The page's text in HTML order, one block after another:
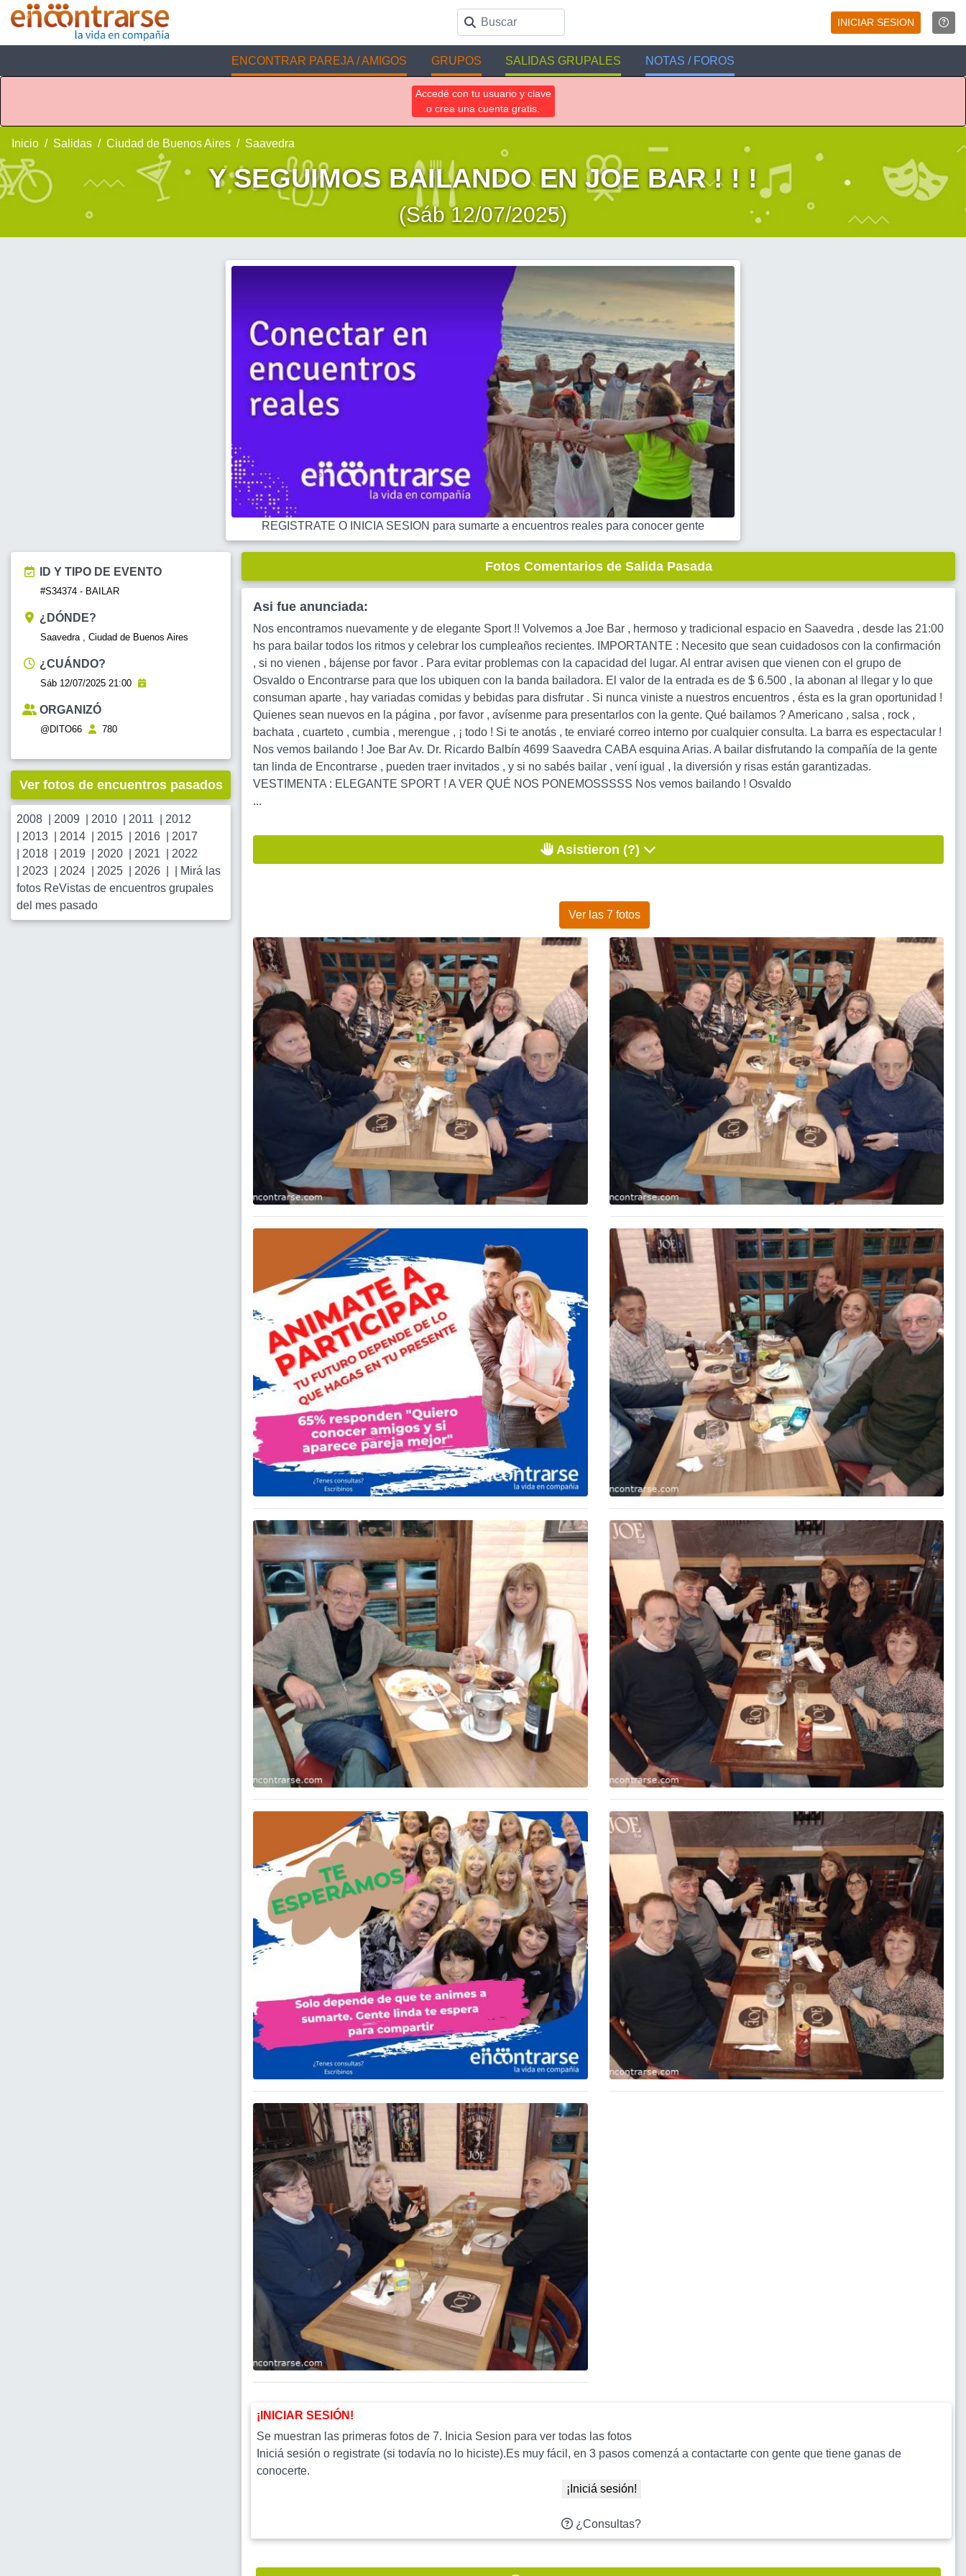
INICIAR SESION
ENCONTRAR PAREJA / AMIGOS GRUPOS SALIDAS GRUPALES NOTAS / FOROS
Accedé con tu usuario y clave
o crea una cuenta gratis.
Inicio Salidas Ciudad de Buenos Aires Saavedra
Y SEGUIMOS BAILANDO EN JOE BAR ! ! !
(Sáb 12/07/2025)
REGISTRATE O INICIA SESION para sumarte a encuentros reales para conocer gente
ID Y TIPO DE EVENTO
#S34374 - BAILAR
¿DÓNDE?
Saavedra , Ciudad de Buenos Aires
¿CUÁNDO?
Sáb 12/07/2025 21:00
ORGANIZÓ
@DITO66 780
Ver fotos de encuentros pasados
2008 2009 2010 2011
2012
2013 2014 2015 2016
2017
2018 2019 2020 2021
2022
2023 2024 2025 2026
Mirá las
fotos ReVistas de encuentros grupales
del mes pasado
Fotos Comentarios de Salida Pasada
Asi fue anunciada:
Nos encontramos nuevamente y de elegante Sport !! Volvemos a Joe Bar , hermoso y tradicional espacio en Saavedra , desde las 21:00
hs para bailar todos los ritmos y celebrar los cumpleaños recientes. IMPORTANTE : Necesito que sean cuidadosos con la confirmación
, si no vienen , bájense por favor . Para evitar problemas con la capacidad del lugar. Al entrar avisen que vienen con el grupo de
Osvaldo o Encontrarse para que los ubiquen con la banda bailadora. El valor de la entrada es de $ 6.500 , la abonan al llegar y lo que
consuman aparte , hay variadas comidas y bebidas para disfrutar . Si nunca viniste a nuestros encuentros , ésta es la gran oportunidad !
Quienes sean nuevos en la página , por favor , avísenme para presentarlos con la gente. Qué bailamos ? Americano , salsa , rock ,
bachata , cuarteto , cumbia , merengue , ¡ todo ! Si te anotás , te enviaré correo interno por cualquier consulta. La barra es espectacular !
Nos vemos bailando ! Joe Bar Av. Dr. Ricardo Balbín 4699 Saavedra CABA esquina Arias. A bailar disfrutando la compañía de la gente
tan linda de Encontrarse , pueden traer invitados , y si no sabés bailar , vení igual , la diversión y risas están garantizadas.
VESTIMENTA : ELEGANTE SPORT ! A VER QUÉ NOS PONEMOSSSSS Nos vemos bailando ! Osvaldo
...
Asistieron (?)
Ver las 7 fotos
¡INICIAR SESIÓN!
Se muestran las primeras fotos de 7. Inicia Sesion para ver todas las fotos
Iniciá sesión o registrate (si todavía no lo hiciste).Es muy fácil, en 3 pasos comenzá a contactarte con gente que tiene ganas de
conocerte.
¡Iniciá sesión!
¿Consultas?